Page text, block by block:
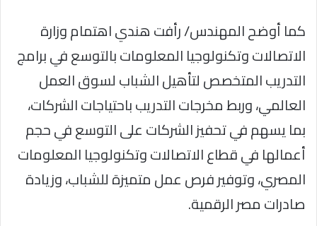
كما أوضح المهندس/ رأفت هندي اهتمام وزارة
الاتصالات وتكنولوجيا المعلومات بالتوسع في برامج
التدريب المتخصص لتأهيل الشباب لسوق العمل
العالمي، وربط مخرجات التدريب باحتياجات الشركات،
بما يسهم في تحفيز الشركات على التوسع في حجم
أعمالها في قطاع الاتصالات وتكنولوجيا المعلومات
المصري، وتوفير فرص عمل متميزة للشباب، وزيادة
صادرات مصر الرقمية.